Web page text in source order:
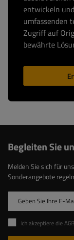
entwickeln
umfassenden
Zugriff auf
bewährte
Begleiten Sie
Melden Sie sich für
Sonderangebote
Geben Sie Ihre E-
Ich akzeptiere die AGB und